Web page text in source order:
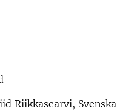
Riikkasearvi, Svenska